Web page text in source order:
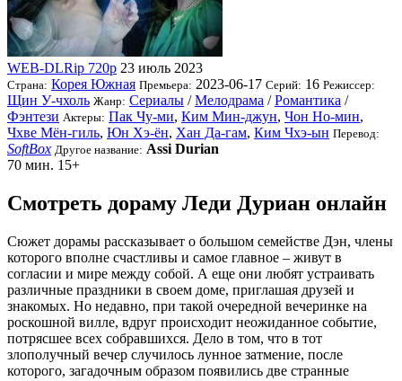
WEB-DLRip 720p 23 июль 2023
Страна: Корея Южная Премьера: 2023-06-17 Серий: 16 Режиссер:
Щин У-чхоль Жанр: Сериалы /Мелодрама /Романтика /
Фэнтези Актеры: Пак Чу-ми, Ким Мин-джун, Чон Но-мин,
Чхве Мён-гиль, Юн Хэ-ён, Хан Да-гам, Ким Чхэ-ын Перевод:
SoftBox Другое название: Assi Durian
70 мин. 15+
Смотреть дораму Леди Дуриан онлайн
Сюжет дорамы рассказывает о большом семействе Дэн, члены
которого вполне счастливы и самое главное – живут в
согласии и мире между собой. А еще они любят устраивать
различные праздники в своем доме, приглашая друзей и
знакомых. Но недавно, при такой очередной вечеринке на
роскошной вилле, вдруг происходит неожиданное событие,
потрясшее всех собравшихся. Дело в том, что в тот
злополучный вечер случилось лунное затмение, после
которого, загадочным образом появились две странные